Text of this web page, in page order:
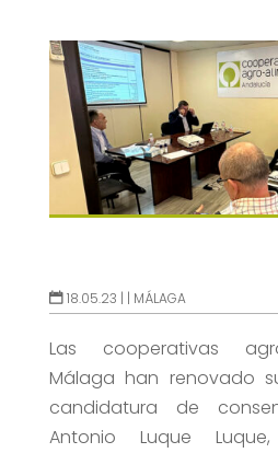
18.05.23 | | MÁLAGA
Las cooperativas
Málaga han renovado
candidatura de
Antonio Luque